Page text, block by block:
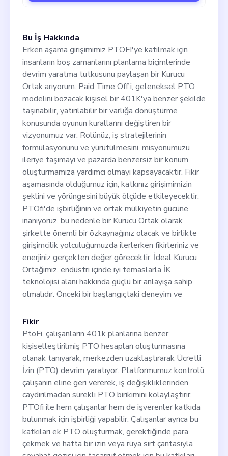
Bu İş Hakkında
Erken aşama girişimimiz PTOFI'ye katılmak için
insanların boş zamanlarını planlama biçimlerinde
devrim yaratma tutkusunu paylaşan bir Kurucu
Ortak arıyorum. Paid Time Off'i, geleneksel PTO
modelini bozacak kişisel bir 401K'ya benzer şekilde
taşınabilir, yatırılabilir bir varlığa dönüştürme
konusunda oyunun kurallarını değiştiren bir
vizyonumuz var. Rolünüz, iş stratejilerinin
formülasyonunu ve yürütülmesini, misyonumuzu
ileriye taşımayı ve pazarda benzersiz bir konum
oluşturmamıza yardımcı olmayı kapsayacaktır. Fikir
aşamasında olduğumuz için, katkınız girişimimizin
şeklini ve yörüngesini büyük ölçüde etkileyecektir.
PTOfi'de işbirliğinin ve ortak mülkiyetin gücüne
inanıyoruz, bu nedenle bir Kurucu Ortak olarak
şirkette önemli bir özkaynağınız olacak ve birlikte
girişimcilik yolculuğumuzda ilerlerken fikirleriniz ve
enerjiniz gerçekten değer görecektir. İdeal Kurucu
Ortağımız, endüstri içinde iyi temaslarla İK
teknolojisi alanı hakkında güçlü bir anlayışa sahip
olmalıdır. Önceki bir başlangıçtaki deneyim ve
Fikir
PtoFi, çalışanların 401k planlarına benzer
kişiselleştirilmiş PTO hesapları oluşturmasına
olanak tanıyarak, merkezden uzaklaştırarak Ücretli
İzin (PTO) devrim yaratıyor. Platformumuz kontrolü
çalışanın eline geri vererek, iş değişikliklerinden
caydırılmadan sürekli PTO birikimini kolaylaştırır.
PTOfi ile hem çalışanlar hem de işverenler katkıda
bulunmak için işbirliği yapabilir. Çalışanlar ayrıca bu
katkıları ek PTO oluşturmak, gerektiğinde para
çekmek ve hatta bir izin veya rüya sırt çantasıyla